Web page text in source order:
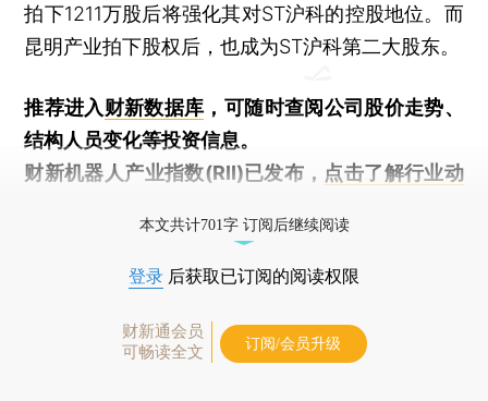
拍下1211万股后将强化其对ST沪科的控股地位。而
昆明产业拍下股权后，也成为ST沪科第二大股东。
推荐进入财新数据库 ，可随时查阅公司股价走势、
结构人员变化等投资信息。
财新机器人产业指数(RII)已发布， 点击了解行业动
本文共计701字 订阅后继续阅读
登录 后获取已订阅的阅读权限
财新通会员
可畅读全文
订阅/会员升级